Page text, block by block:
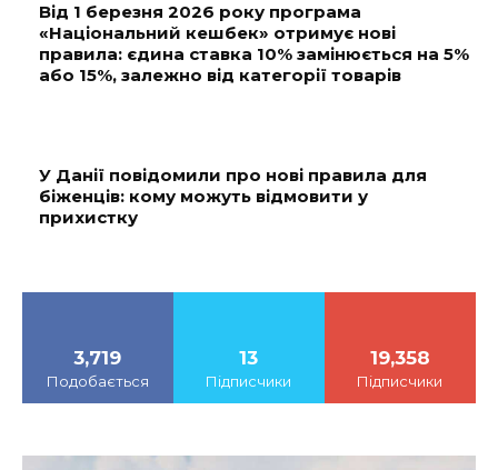
Від 1 березня 2026 року програма
«Національний кешбек» отримує нові
правила: єдина ставка 10% замінюється на 5%
або 15%, залежно від категорії товарів
У Данії повідомили про нові правила для
біженців: кому можуть відмовити у
прихистку
3,719
Подобається
13
Підписчики
19,358
Підписчики